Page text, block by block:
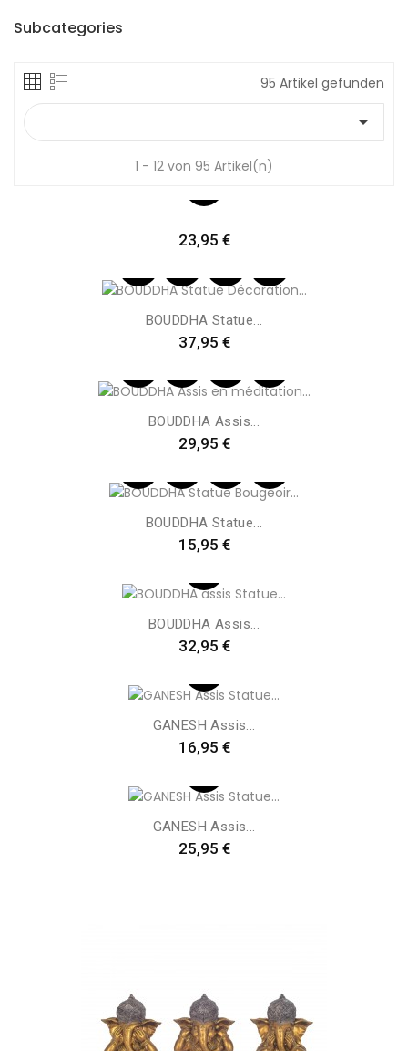
Subcategories
95 Artikel gefunden

1 - 12 von 95 Artikel(n)
Preis
23,95 €
BOUDDHA Statue...
Preis
37,95 €
BOUDDHA Assis...
Preis
29,95 €
BOUDDHA Statue...
Preis
15,95 €
BOUDDHA Assis...
Preis
32,95 €
GANESH Assis...
Preis
16,95 €
GANESH Assis...
Preis
25,95 €